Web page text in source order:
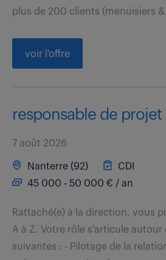
plus de 200 clients (menuisiers
voir l'offre
responsable de projet
7 août 2026
Nanterre (92)
CDI
45 000 - 50 000 € / an
Rattaché(e) à la direction, vous
A à Z. Votre rôle s'articule autour
suivantes : - Pilotage de la